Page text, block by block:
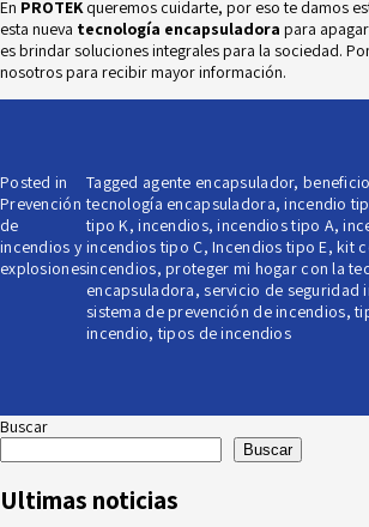
En PROTEK queremos cuidarte, por eso te damos
esta nueva tecnología encapsuladora para
es brindar soluciones integrales para la sociedad.
nosotros para recibir mayor información.
Posted in
Prevención
de
incendios y
explosiones
Tagged agente encapsulador,
tecnología encapsuladora,incendio
tipo K,incendios,incendios tipo A,
incendios tipo C,Incendios tipo E,kit
incendios,proteger mi hogar con la
encapsuladora,servicio de seguridad
sistema de prevención de incendios,
incendio,tipos de incendios
Buscar
Buscar
Ultimas noticias